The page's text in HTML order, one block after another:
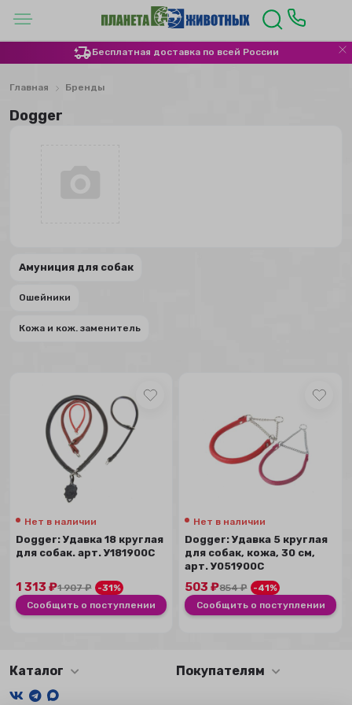
Бесплатная доставка по всей России
Главная Бренды
Dogger
Амуниция для собак
Ошейники
Кожа и кож. заменитель
Нет в наличии
Dogger: Удавка 18 круглая
для собак. арт. У181900С
1 313₽1 907₽
-31%
Сообщить о поступлении
Нет в наличии
Dogger: Удавка 5 круглая
для собак, кожа, 30 см,
арт. У051900С
503₽854₽
-41%
Сообщить о поступлении
Каталог Покупателям